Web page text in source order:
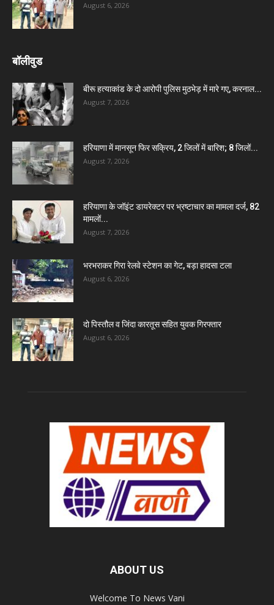
August 6, 2026
बॉलीवुड
बीरू हत्याकांड के दो आरोपी पुलिस मुठभेड़ में मारे गए, करनाल...
August 7, 2026
हरियाणा में मानसून फिर सक्रिय, 2 जिलों में बारिश; 8 जिलों...
August 7, 2026
हरियाणा के जॉइंट डायरेक्टर पर भ्रष्टाचार का मामला दर्ज, 82
मामलों...
August 7, 2026
भरभराकर गिरा रेलवे स्टेशन का गेट, बड़ा हादसा टला
August 6, 2026
दो पिस्तौल व जिंदा कारतूस सहित युवक गिरफ्तार
August 6, 2026
ABOUT US
Welcome To News Vani